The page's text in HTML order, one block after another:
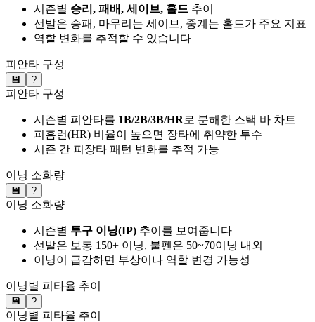
시즌별 승리, 패배, 세이브, 홀드 추이
선발은 승패, 마무리는 세이브, 중계는 홀드가 주요 지표
역할 변화를 추적할 수 있습니다
피안타 구성
💾 ?
피안타 구성
시즌별 피안타를 1B/2B/3B/HR로 분해한 스택 바 차트
피홈런(HR) 비율이 높으면 장타에 취약한 투수
시즌 간 피장타 패턴 변화를 추적 가능
이닝 소화량
💾 ?
이닝 소화량
시즌별 투구 이닝(IP) 추이를 보여줍니다
선발은 보통 150+ 이닝, 불펜은 50~70이닝 내외
이닝이 급감하면 부상이나 역할 변경 가능성
이닝별 피타율 추이
💾 ?
이닝별 피타율 추이